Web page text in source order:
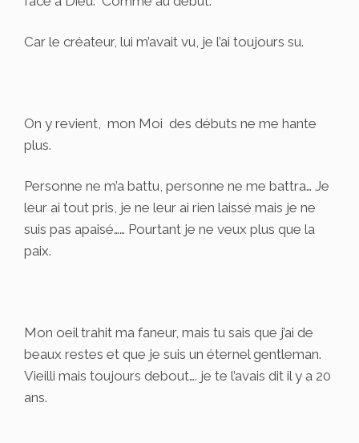
Car le créateur, lui m’avait vu, je l’ai toujours su.
On y revient, mon Moi des débuts ne me hante
plus.
Personne ne m’a battu, personne ne me battra… Je
leur ai tout pris, je ne leur ai rien laissé mais je ne
suis pas apaisé…… Pourtant je ne veux plus que la
paix.
Mon oeil trahit ma faneur, mais tu sais que j’ai de
beaux restes et que je suis un éternel gentleman.
Vieilli mais toujours debout…. je te l’avais dit il y a 20
ans.